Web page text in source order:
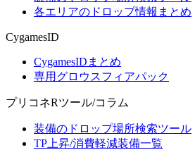
各エリアのドロップ情報まとめ
CygamesID
CygamesIDまとめ
専用グロウスフィアパック
プリコネRツール/コラム
装備のドロップ場所検索ツール
TP上昇/消費軽減装備一覧